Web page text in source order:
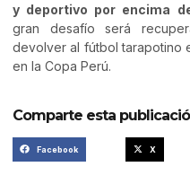
y deportivo por encima
gran desafío será
devolver al fútbol tarapotino
en la Copa Perú.
Comparte esta
Facebook X